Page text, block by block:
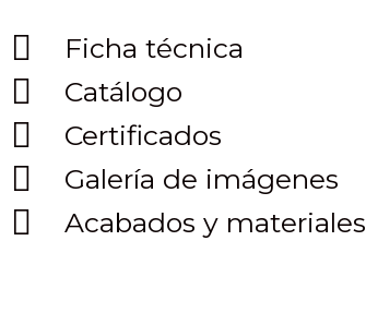
Ficha técnica
Catálogo
Certificados
Galería de imágenes
Acabados y materiales